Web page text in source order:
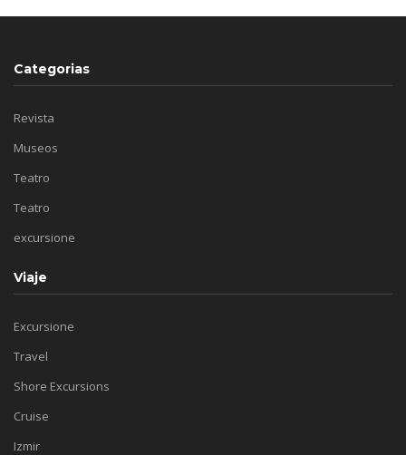
Categorias
Revista
Museos
Teatro
Teatro
excursione
Viaje
Excursione
Travel
Shore Excursions
Cruise
Izmir